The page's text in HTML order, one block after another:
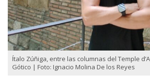
Ítalo Zúñiga, entre las columnas del Temple
Gótico | Foto: Ignacio Molina De los Reyes